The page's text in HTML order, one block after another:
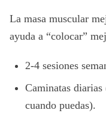
La masa muscular
ayuda a “colocar”
2-4 sesiones
Caminatas diarias
cuando puedas).